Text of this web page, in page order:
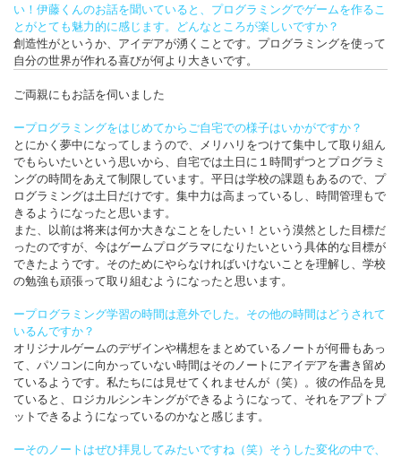
い！伊藤くんのお話を聞いていると、プログラミングでゲームを作るこ
とがとても魅力的に感じます。どんなところが楽しいですか？
創造性がというか、アイデアが湧くことです。プログラミングを使って
自分の世界が作れる喜びが何より大きいです。
ご両親にもお話を伺いました
ープログラミングをはじめてからご自宅での様子はいかがですか？
とにかく夢中になってしまうので、メリハリをつけて集中して取り組ん
でもらいたいという思いから、自宅では土日に１時間ずつとプログラミ
ングの時間をあえて制限しています。平日は学校の課題もあるので、プ
ログラミングは土日だけです。集中力は高まっているし、時間管理もで
きるようになったと思います。
また、以前は将来は何か大きなことをしたい！という漠然とした目標だ
ったのですが、今はゲームプログラマになりたいという具体的な目標が
できたようです。そのためにやらなければいけないことを理解し、学校
の勉強も頑張って取り組むようになったと思います。
ープログラミング学習の時間は意外でした。その他の時間はどうされて
いるんですか？
オリジナルゲームのデザインや構想をまとめているノートが何冊もあっ
て、パソコンに向かっていない時間はそのノートにアイデアを書き留め
ているようです。私たちには見せてくれませんが（笑）。彼の作品を見
ていると、ロジカルシンキングができるようになって、それをアプトプ
ットできるようになっているのかなと感じます。
ーそのノートはぜひ拝見してみたいですね（笑）そうした変化の中で、